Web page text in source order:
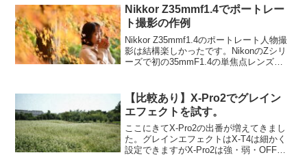
光の透け感が気持ちいい！白黒写真を撮
りたくなる時って頭を...
Nikkor Z35mmf1.4でポートレー
ト撮影の作例
Nikkor Z35mmf1.4のポートレート人物撮
影は結構楽しかったです。NikonのZシリ
ーズで初の35mmF1.4の単焦点レンズ。
ンズが買えるならおすすめ、...
【比較あり】X-Pro2でグレイン
エフェクトを試す。
ここにきてX-Pro2の出番が増えてきまし
た。グレインエフェクトはX-T4は細かく
設定できますがX-Pro2は強・弱・OFFの